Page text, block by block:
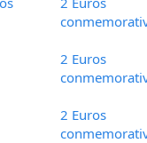
2 Euros
2 Euros